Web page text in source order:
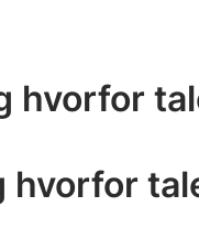
hvorfor